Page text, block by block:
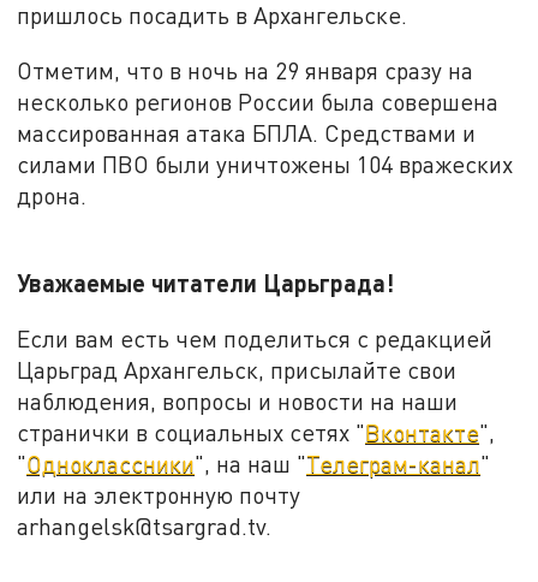
пришлось посадить в Архангельске.
Отметим, что в ночь на 29 января сразу на
несколько регионов России была совершена
массированная атака БПЛА. Средствами и
силами ПВО были уничтожены 104 вражеских
дрона.
Уважаемые читатели Царьграда!
Если вам есть чем поделиться с редакцией
Царьград Архангельск, присылайте свои
наблюдения, вопросы и новости на наши
странички в социальных сетях "Вконтакте",
"Одноклассники", на наш "Телеграм-канал"
или на электронную почту
arhangelsk@tsargrad.tv.